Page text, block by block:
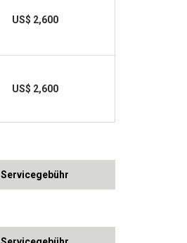
US$ 2,600
US$ 2,600
Servicegebühr